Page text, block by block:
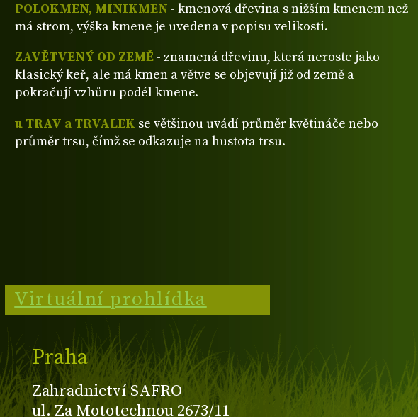
POLOKMEN, MINIKMEN - kmenová dřevina s nižším kmenem než
má strom, výška kmene je uvedena v popisu velikosti.
ZAVĚTVENÝ OD ZEMĚ- znamená dřevinu, která neroste jako
klasický keř, ale má kmen a větve se objevují již od země a
pokračují vzhůru podél kmene.
u TRAV a TRVALEK se většinou uvádí průměr květináče nebo
průměr trsu, čímž se odkazuje na hustota trsu.
Virtuální prohlídka
Praha
Zahradnictví SAFRO
ul. Za Mototechnou 2673/11